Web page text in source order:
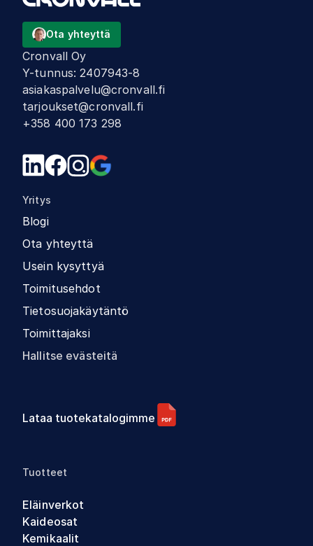
Ota yhteyttä
Cronvall Oy
Y-tunnus:2407943-8
asiakaspalvelu@cronvall.fi
tarjoukset@cronvall.fi
+358 400 173 298
Yritys
Blogi
Ota yhteyttä
Usein kysyttyä
Toimitusehdot
Tietosuojakäytäntö
Toimittajaksi
Hallitse evästeitä
Lataa tuotekatalogimme
Tuotteet
Eläinverkot
Kaideosat
Kemikaalit